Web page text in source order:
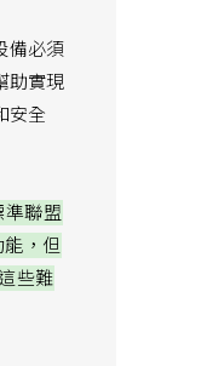
備必須
助實現
安全
準聯盟
，但
些難